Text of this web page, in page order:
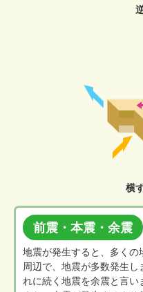
横
前震・本震・余震
地震が発生すると、多く
周辺で、地震が多数発生
れに続く地震を余震と言い